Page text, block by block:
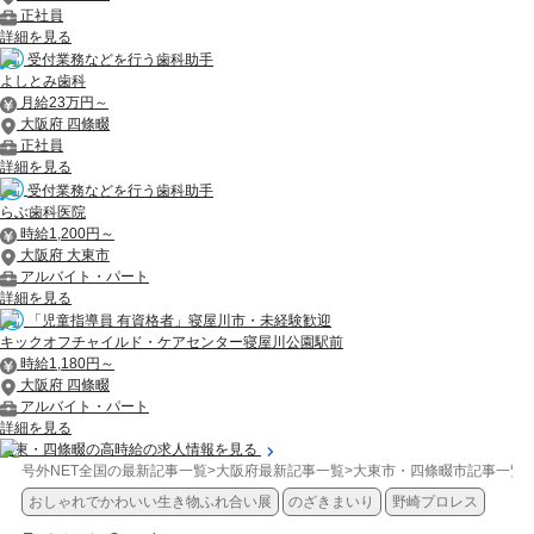
正社員
詳細を見る
受付業務などを行う歯科助手
よしとみ歯科
月給23万円～
大阪府 四條畷
正社員
詳細を見る
受付業務などを行う歯科助手
らぶ歯科医院
時給1,200円～
大阪府 大東市
アルバイト・パート
詳細を見る
「児童指導員 有資格者」寝屋川市・未経験歓迎
キックオフチャイルド・ケアセンター寝屋川公園駅前
時給1,180円～
大阪府 四條畷
アルバイト・パート
詳細を見る
大東・四條畷の高時給の求人情報を見る
号外NET全国の最新記事一覧>大阪府最新記事一覧>大東市・四條畷市記事一覧
おしゃれでかわいい生き物ふれ合い展
のざきまいり 野崎プロレス